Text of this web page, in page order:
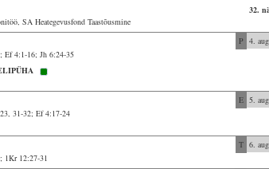
32.
SA Heategevusfond Taastõusmine
P 4.
Ef 4:1-16; Jh 6:24-35
E 5.
31-32; Ef 4:17-24
T 6.
1Kr 12:27-31